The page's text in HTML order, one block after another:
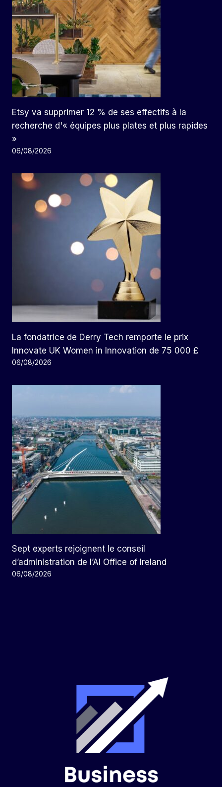
Etsy va supprimer 12 % de ses effectifs à la
recherche d'« équipes plus plates et plus rapides
»
06/08/2026
La fondatrice de Derry Tech remporte le prix
Innovate UK Women in Innovation de 75 000 £
06/08/2026
Sept experts rejoignent le conseil
d’administration de l’AI Office of Ireland
06/08/2026